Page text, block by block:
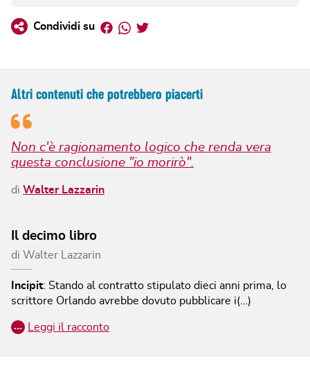
Condividi su Facebook
Whatsapp
Twitter
Altri contenuti che potrebbero piacerti
Non c'è ragionamento logico che renda vera
questa conclusione "io morirò".
di Walter Lazzarin
Il decimo libro
di Walter Lazzarin
Incipit: Stando al contratto stipulato dieci anni prima, lo
scrittore Orlando avrebbe dovuto pubblicare i(…)
… Leggi il racconto